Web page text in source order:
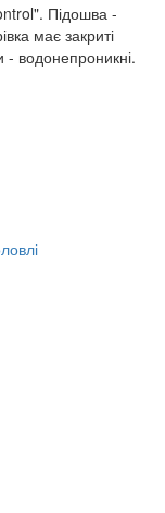
Підошва -
має закриті
- водонепроникні.